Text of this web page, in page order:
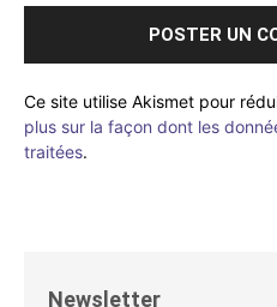
Ce site utilise Akismet pour
plus sur la façon dont les
traitées.
Newsletter